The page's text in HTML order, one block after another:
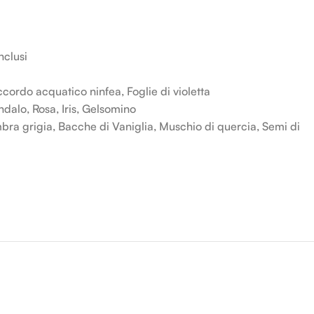
acquatico ninfea, Foglie di violetta
Rosa, Iris, Gelsomino
grigia, Bacche di Vaniglia, Muschio di quercia, Semi di